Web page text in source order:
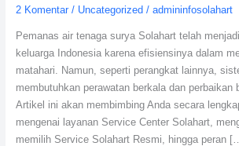
2 Komentar / Uncategorized / admininfosolahart
Pemanas air tenaga surya Solahart telah
keluarga Indonesia karena efisiensinya dalam
matahari. Namun, seperti perangkat lainnya,
membutuhkan perawatan berkala dan perbaikan
Artikel ini akan membimbing Anda secara
mengenai layanan Service Center Solahart,
memilih Service Solahart Resmi, hingga peran
Pemanas